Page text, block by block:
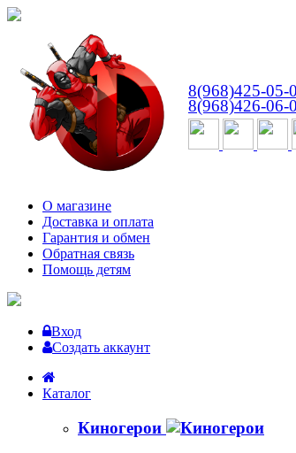
8(968)425-05-
8(968)426-06-
О магазине
Доставка и оплата
Гарантия и обмен
Обратная связь
Помощь детям
Вход
Создать аккаунт
Каталог
Киногерои